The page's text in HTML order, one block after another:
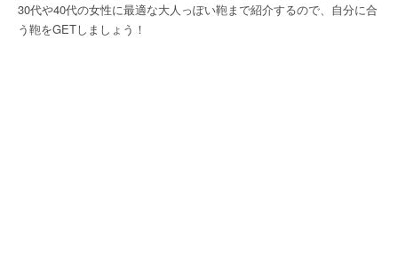
30代や40代の女性に最適な大人っぽい鞄まで紹介するので、自分に合
う鞄をGETしましょう！